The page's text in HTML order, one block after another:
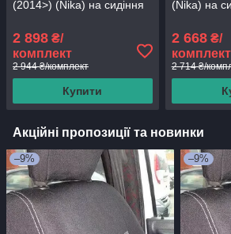
(2014>) (Nika) на сидіння
2 898 ₴/
комплект
2 944 ₴/комплект
Купити
(Nika) на
2 668₴/
комплект
2 714 ₴/
Акційні пропозиції та новинки
–9% –9%